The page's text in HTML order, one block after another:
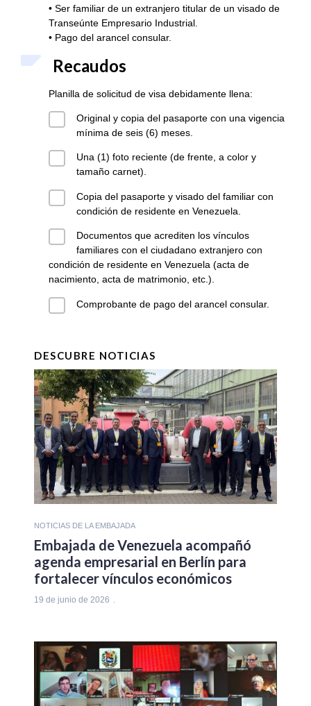
• Ser familiar de un extranjero titular de un visado de
Transeúnte Empresario Industrial.
• Pago del arancel consular.
Recaudos
Planilla de solicitud de visa debidamente llena:
Original y copia del pasaporte con una vigencia
mínima de seis (6) meses.
Una (1) foto reciente (de frente, a color y
tamaño carnet).
Copia del pasaporte y visado del familiar con
condición de residente en Venezuela.
Documentos que acrediten los vínculos
familiares con el ciudadano extranjero con
condición de residente en Venezuela (acta de
nacimiento, acta de matrimonio, etc.).
Comprobante de pago del arancel consular.
DESCUBRE NOTICIAS
NOTICIAS DE LA EMBAJADA
Embajada de Venezuela acompañó
agenda empresarial en Berlín para
fortalecer vínculos económicos
19 de junio de 2026